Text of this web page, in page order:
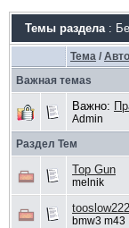
Темы раздела:
Тема/
Важная темаs
Важно:
Admin
Раздел Тем
Top Gun
melnik
tooslow222
bmw3 m43